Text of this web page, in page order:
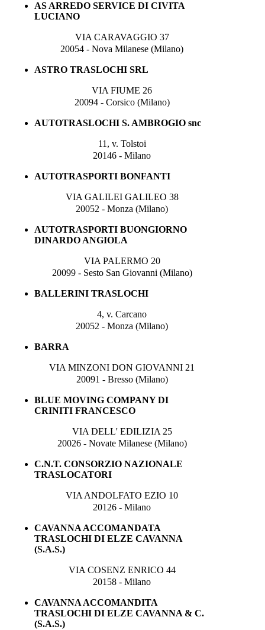
AS ARREDO SERVICE DI CIVITA
LUCIANO
VIA CARAVAGGIO 37
20054 - Nova Milanese (Milano)
ASTRO TRASLOCHI SRL
VIA FIUME 26
20094 - Corsico (Milano)
AUTOTRASLOCHI S. AMBROGIO snc
11, v. Tolstoi
20146 - Milano
AUTOTRASPORTI BONFANTI
VIA GALILEI GALILEO 38
20052 - Monza (Milano)
AUTOTRASPORTI BUONGIORNO
DINARDO ANGIOLA
VIA PALERMO 20
20099 - Sesto San Giovanni (Milano)
BALLERINI TRASLOCHI
4, v. Carcano
20052 - Monza (Milano)
BARRA
VIA MINZONI DON GIOVANNI 21
20091 - Bresso (Milano)
BLUE MOVING COMPANY DI
CRINITI FRANCESCO
VIA DELL' EDILIZIA 25
20026 - Novate Milanese (Milano)
C.N.T. CONSORZIO NAZIONALE
TRASLOCATORI
VIA ANDOLFATO EZIO 10
20126 - Milano
CAVANNA ACCOMANDATA
TRASLOCHI DI ELZE CAVANNA
(S.A.S.)
VIA COSENZ ENRICO 44
20158 - Milano
CAVANNA ACCOMANDITA
TRASLOCHI DI ELZE CAVANNA & C.
(S.A.S.)